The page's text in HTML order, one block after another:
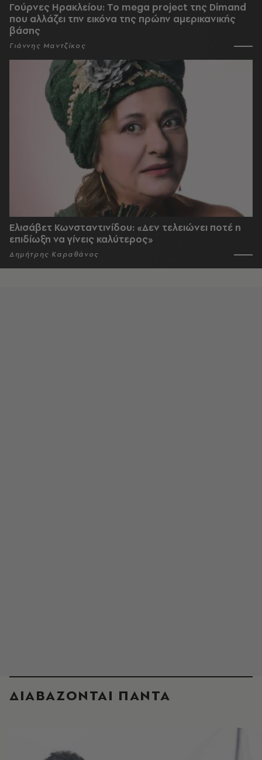
Γούρνες Ηρακλείου: To mega project της Dimand
που αλλάζει την εικόνα της πρώην αμερικανικής
βάσης
Γιάννης Μαντζίκος
Ελισάβετ Κωνσταντινίδου: «Δεν τελειώνει ποτέ η
επιδίωξη να γίνεις καλύτερος»
Δημήτρης Καραθάνος
ΔΙΑΒΑΖΟΝΤΑΙ ΠΑΝΤΑ